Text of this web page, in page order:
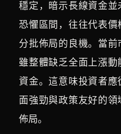
穩定，暗示長線資金
恐懼區間，往往代表
分批佈局的良機。當前
雖整體缺乏全面上漲
資金。這意味投資者
面強勁與政策友好的
佈局。